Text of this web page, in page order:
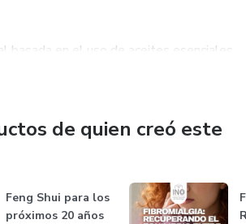
basada en el uso de aceites esenciales
flores y frutos, permite la recuperación
integral
de quien creó este
Feng Shui para los
próximos 20 años